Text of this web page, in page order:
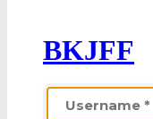
BKJFF